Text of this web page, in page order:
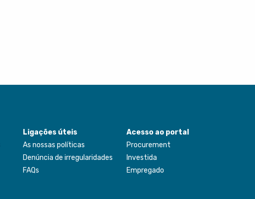
Ligações úteis
As nossas políticas
Denúncia de irregularidades
FAQs
Acesso ao portal
Procurement
Investida
Empregado